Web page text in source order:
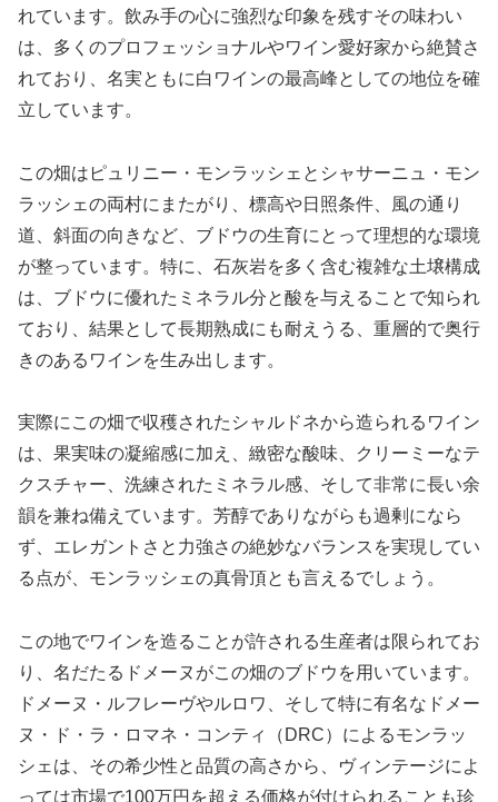
れています。飲み手の心に強烈な印象を残すその味わい
は、多くのプロフェッショナルやワイン愛好家から絶賛さ
れており、名実ともに白ワインの最高峰としての地位を確
立しています。
この畑はピュリニー・モンラッシェとシャサーニュ・モン
ラッシェの両村にまたがり、標高や日照条件、風の通り
道、斜面の向きなど、ブドウの生育にとって理想的な環境
が整っています。特に、石灰岩を多く含む複雑な土壌構成
は、ブドウに優れたミネラル分と酸を与えることで知られ
ており、結果として長期熟成にも耐えうる、重層的で奥行
きのあるワインを生み出します。
実際にこの畑で収穫されたシャルドネから造られるワイン
は、果実味の凝縮感に加え、緻密な酸味、クリーミーなテ
クスチャー、洗練されたミネラル感、そして非常に長い余
韻を兼ね備えています。芳醇でありながらも過剰になら
ず、エレガントさと力強さの絶妙なバランスを実現してい
る点が、モンラッシェの真骨頂とも言えるでしょう。
この地でワインを造ることが許される生産者は限られてお
り、名だたるドメーヌがこの畑のブドウを用いています。
ドメーヌ・ルフレーヴやルロワ、そして特に有名なドメー
ヌ・ド・ラ・ロマネ・コンティ（DRC）によるモンラッ
シェは、その希少性と品質の高さから、ヴィンテージによ
っては市場で100万円を超える価格が付けられることも珍